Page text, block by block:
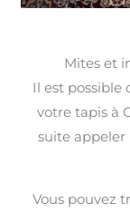
Mites et
Il est possible
votre tapis à
suite appeler
Vous pouvez